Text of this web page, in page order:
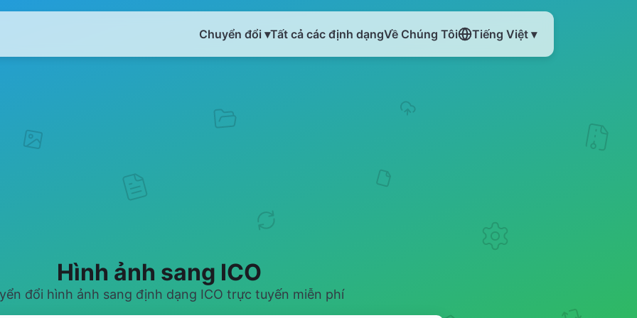
Chuyển đổi ▾Tất cả các định dạngVề Chúng Tôi Tiếng Việt ▾
Hình ảnh sang ICO
đổi hình ảnh sang định dạng ICO trực tuyến miễn phí